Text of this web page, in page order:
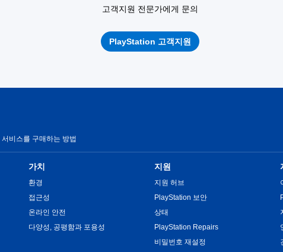
고객지원 전문가에게 문의
PlayStation 고객지원
비스를 구매하는 방법
가치
환경
접근성
온라인 안전
다양성, 공평함과 포용성
지원
지원 허브
PlayStation 보안
상태
PlayStation Repairs
비밀번호 재설정